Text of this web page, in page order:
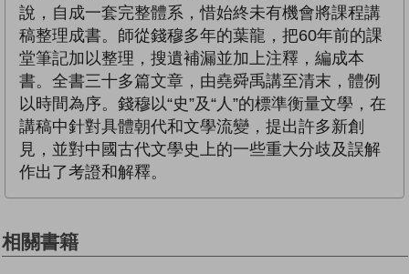
說，自成一套完整體系，惜始終未有機會將課程講
稿整理成書。師從錢穆多年的葉龍，把60年前的課
堂筆記加以整理，搜遺補漏並加上注釋，編成本
書。全書三十多篇文章，由堯舜禹講至清末，體例
以時間為序。錢穆以“史”及“人”的標準衡量文學，在
講稿中針對具體朝代和文學流變，提出許多新創
見，並對中國古代文學史上的一些重大分歧及誤解
作出了考證和解釋。
相關書籍